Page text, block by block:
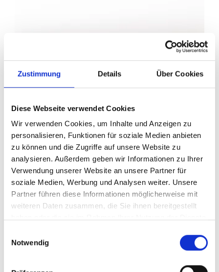
Zustimmung Details Über Cookies
Diese Webseite verwendet Cookies
Wir verwenden Cookies, um Inhalte und Anzeigen zu
personalisieren, Funktionen für soziale Medien anbieten
zu können und die Zugriffe auf unsere Website zu
analysieren. Außerdem geben wir Informationen zu Ihrer
Verwendung unserer Website an unsere Partner für
soziale Medien, Werbung und Analysen weiter. Unsere
Partner führen diese Informationen möglicherweise mit
weiteren Daten zusammen, die Sie ihnen bereitgestellt
Notwendig
Ihr Partner für optimales
Sehen in Müncheberg
Als erster Ansprechpartner für das gute Sehen sind wir
anatomisch und ästhetisch perfekt auf Ihre
individuellen Wünsche und Bedürfnisse angepasste
Sehhilfe kümmern. Wir sind auch oft die Ersten, die